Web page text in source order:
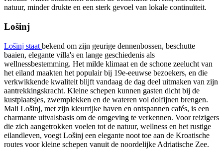
natuur, minder drukte en een sterk gevoel van lokale continuïteit.
Lošinj
Lošinj staat bekend om zijn geurige dennenbossen, beschutte
baaien, elegante villa's en lange geschiedenis als
wellnessbestemming. Het milde klimaat en de schone zeelucht van
het eiland maakten het populair bij 19e-eeuwse bezoekers, en die
verkwikkende kwaliteit blijft vandaag de dag deel uitmaken van zijn
aantrekkingskracht. Kleine schepen kunnen gasten dicht bij de
kustplaatsjes, zwemplekken en de wateren vol dolfijnen brengen.
Mali Lošinj, met zijn kleurrijke haven en ontspannen cafés, is een
charmante uitvalsbasis om de omgeving te verkennen. Voor reizigers
die zich aangetrokken voelen tot de natuur, wellness en het rustige
eilandleven, voegt Lošinj een elegante noot toe aan de Kroatische
routes voor kleine schepen vanuit de noordelijke Adriatische Zee.